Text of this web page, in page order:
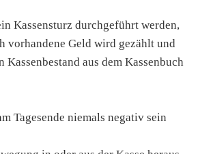
Kassensturz durchgeführt werden,
vorhandene Geld wird gezählt und
Kassenbestand aus dem Kassenbuch
Tagesende niemals negativ sein